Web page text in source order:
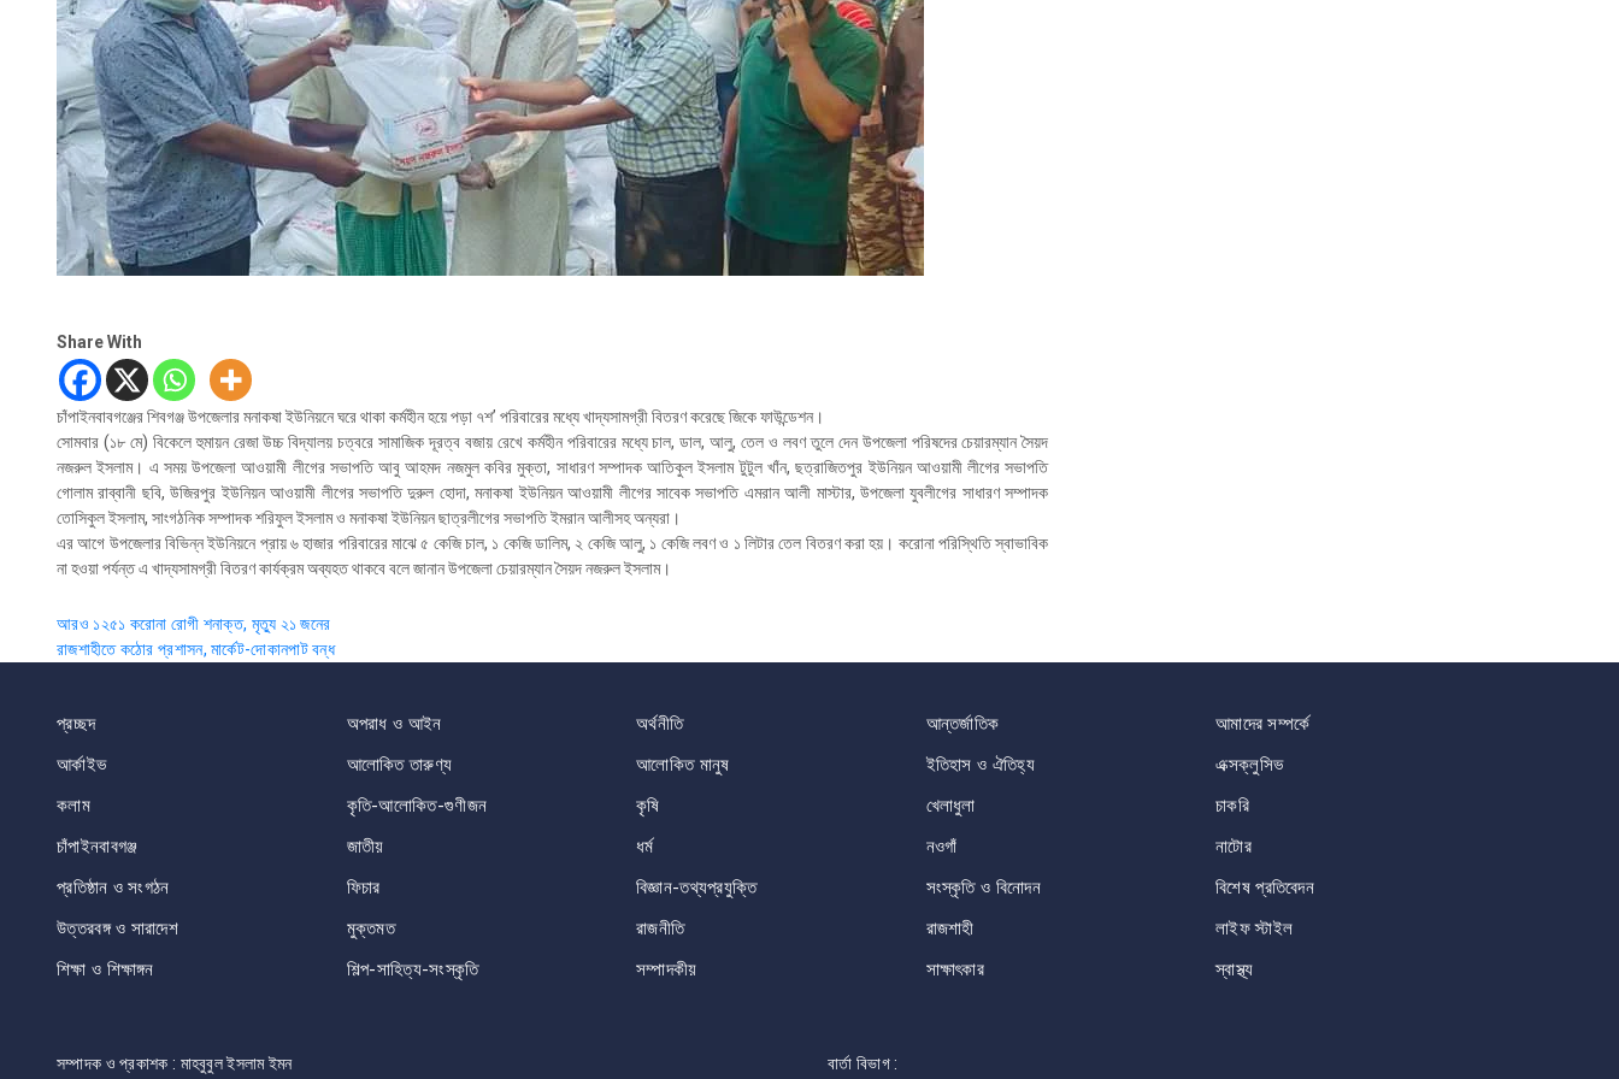
Share With
চাঁপাইনবাবগঞ্জের শিবগঞ্জ উপজেলার মনাকষা ইউনিয়নে ঘরে থাকা কর্মহীন হয়ে পড়া ৭শ’ পরিবারের মধ্যে খাদ্যসামগ্রী বিতরণ করেছে জিকে ফাউন্ডেশন।
সোমবার (১৮ মে) বিকেলে হুমায়ন রেজা উচ্চ বিদ্যালয় চত্বরে সামাজিক দূরত্ব বজায় রেখে কর্মহীন পরিবারের মধ্যে চাল, ডাল, আলু, তেল ও লবণ তুলে দেন উপজেলা পরিষদের চেয়ারম্যান সৈয়দ
নজরুল ইসলাম। এ সময় উপজেলা আওয়ামী লীগের সভাপতি আবু আহমদ নজমুল কবির মুক্তা, সাধারণ সম্পাদক আতিকুল ইসলাম টুটুল খাঁন, ছত্রাজিতপুর ইউনিয়ন আওয়ামী লীগের সভাপতি
গোলাম রাব্বানী ছবি, উজিরপুর ইউনিয়ন আওয়ামী লীগের সভাপতি দুরুল হোদা, মনাকষা ইউনিয়ন আওয়ামী লীগের সাবেক সভাপতি এমরান আলী মাস্টার, উপজেলা যুবলীগের সাধারণ সম্পাদক
তোসিকুল ইসলাম, সাংগঠনিক সম্পাদক শরিফুল ইসলাম ও মনাকষা ইউনিয়ন ছাত্রলীগের সভাপতি ইমরান আলীসহ অন্যরা।
এর আগে উপজেলার বিভিন্ন ইউনিয়নে প্রায় ৬ হাজার পরিবারের মাঝে ৫ কেজি চাল, ১ কেজি ডালিম, ২ কেজি আলু, ১ কেজি লবণ ও ১ লিটার তেল বিতরণ করা হয়। করোনা পরিস্থিতি স্বাভাবিক
না হওয়া পর্যন্ত এ খাদ্যসামগ্রী বিতরণ কার্যক্রম অব্যহত থাকবে বলে জানান উপজেলা চেয়ারম্যান সৈয়দ নজরুল ইসলাম।
Post
navigation
আরও ১২৫১ করোনা রোগী শনাক্ত, মৃত্যু ২১ জনের
রাজশাহীতে কঠোর প্রশাসন, মার্কেট-দোকানপাট বন্ধ
প্রচ্ছদ অপরাধ ও আইন অর্থনীতি আন্তর্জাতিক
আমাদের সম্পর্কে
আর্কাইভ
আলোকিত তারুণ্য আলোকিত মানুষ ইতিহাস ও ঐতিহ্য
এক্সক্লুসিভ
কলাম
কৃতি-আলোকিত-গুণীজন কৃষি খেলাধুলা
চাকরি
চাঁপাইনবাবগঞ্জ
জাতীয় ধর্ম নওগাঁ
নাটোর
প্রতিষ্ঠান ও সংগঠন
ফিচার বিজ্ঞান-তথ্যপ্রযুক্তি সংস্কৃতি ও বিনোদন
বিশেষ প্রতিবেদন
উত্তরবঙ্গ ও সারাদেশ
মুক্তমত রাজনীতি রাজশাহী
লাইফ স্টাইল
শিক্ষা ও শিক্ষাঙ্গন
শিল্প-সাহিত্য-সংস্কৃতি সম্পাদকীয় সাক্ষাৎকার স্বাস্থ্য
সম্পাদক ও প্রকাশক : মাহবুবুল ইসলাম ইমন
বার্তা বিভাগ :